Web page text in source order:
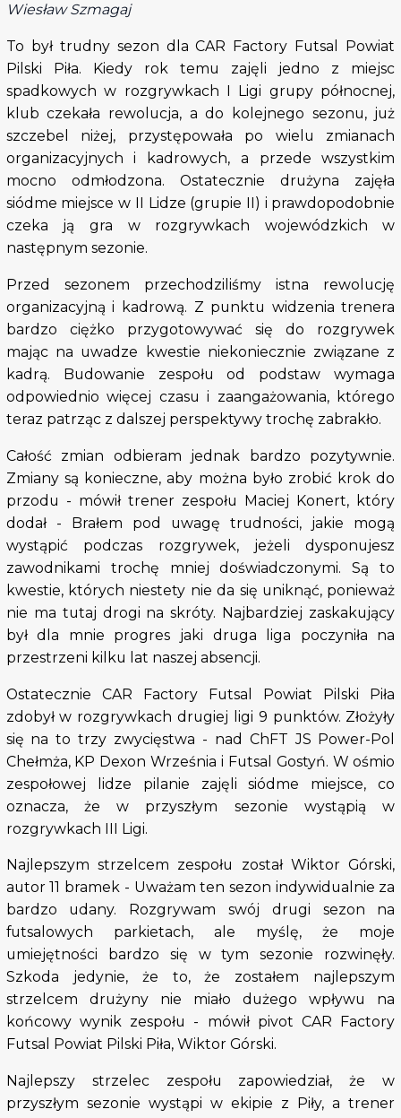
Wiesław Szmagaj
To był trudny sezon dla CAR Factory Futsal Powiat
Pilski Piła. Kiedy rok temu zajęli jedno z miejsc
spadkowych w rozgrywkach I Ligi grupy północnej,
klub czekała rewolucja, a do kolejnego sezonu, już
szczebel niżej, przystępowała po wielu zmianach
organizacyjnych i kadrowych, a przede wszystkim
mocno odmłodzona. Ostatecznie drużyna zajęła
siódme miejsce w II Lidze (grupie II) i prawdopodobnie
czeka ją gra w rozgrywkach wojewódzkich w
następnym sezonie.
Przed sezonem przechodziliśmy istna rewolucję
organizacyjną i kadrową. Z punktu widzenia trenera
bardzo ciężko przygotowywać się do rozgrywek
mając na uwadze kwestie niekoniecznie związane z
kadrą. Budowanie zespołu od podstaw wymaga
odpowiednio więcej czasu i zaangażowania, którego
teraz patrząc z dalszej perspektywy trochę zabrakło.
Całość zmian odbieram jednak bardzo pozytywnie.
Zmiany są konieczne, aby można było zrobić krok do
przodu - mówił trener zespołu Maciej Konert, który
dodał - Brałem pod uwagę trudności, jakie mogą
wystąpić podczas rozgrywek, jeżeli dysponujesz
zawodnikami trochę mniej doświadczonymi. Są to
kwestie, których niestety nie da się uniknąć, ponieważ
nie ma tutaj drogi na skróty. Najbardziej zaskakujący
był dla mnie progres jaki druga liga poczyniła na
przestrzeni kilku lat naszej absencji.
Ostatecznie CAR Factory Futsal Powiat Pilski Piła
zdobył w rozgrywkach drugiej ligi 9 punktów. Złożyły
się na to trzy zwycięstwa - nad ChFT JS Power-Pol
Chełmża, KP Dexon Września i Futsal Gostyń. W ośmio
zespołowej lidze pilanie zajęli siódme miejsce, co
oznacza, że w przyszłym sezonie wystąpią w
rozgrywkach III Ligi.
Najlepszym strzelcem zespołu został Wiktor Górski,
autor 11 bramek - Uważam ten sezon indywidualnie za
bardzo udany. Rozgrywam swój drugi sezon na
futsalowych parkietach, ale myślę, że moje
umiejętności bardzo się w tym sezonie rozwinęły.
Szkoda jedynie, że to, że zostałem najlepszym
strzelcem drużyny nie miało dużego wpływu na
końcowy wynik zespołu - mówił pivot CAR Factory
Futsal Powiat Pilski Piła, Wiktor Górski.
Najlepszy strzelec zespołu zapowiedział, że w
przyszłym sezonie wystąpi w ekipie z Piły, a trener